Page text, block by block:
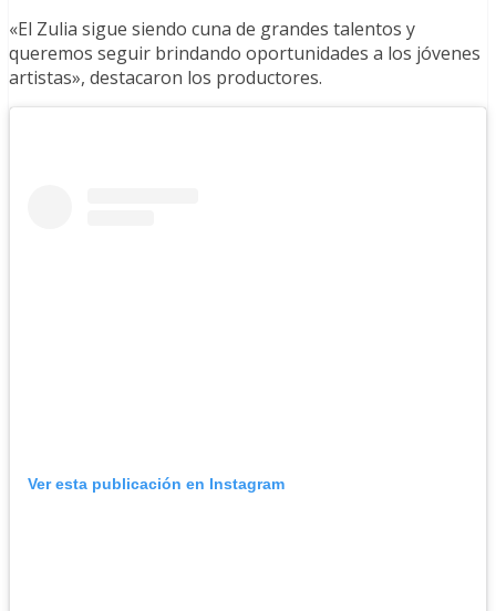
«El Zulia sigue siendo cuna de grandes talentos y
queremos seguir brindando oportunidades a los jóvenes
artistas», destacaron los productores.
Ver esta publicación en Instagram